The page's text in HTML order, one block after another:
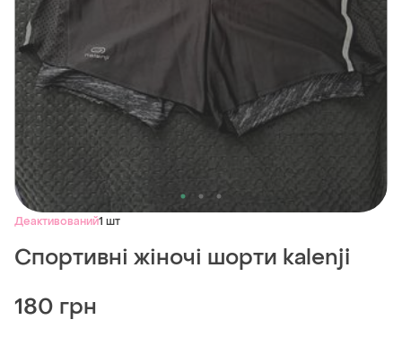
Деактивований1 шт
Спортивні жіночі шорти kalenji
180 грн